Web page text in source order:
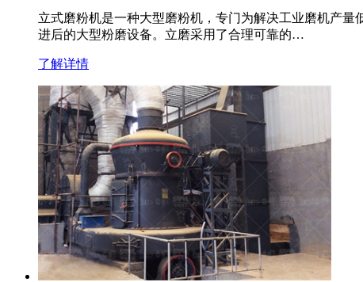
立式磨粉机是一种大型磨粉机，专门为解决工业磨机产
进后的大型粉磨设备。立磨采用了合理可靠的…
了解详情